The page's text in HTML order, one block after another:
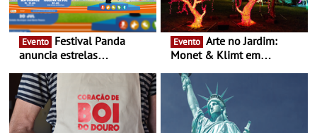
Evento
anuncia estrelas
- Entre Junho e Julho pelo
país
Evento
Monet & Klimt em
ao final de Setembro -
Experiência luminosa no
jardim do Museu de
Alberto Sampaio